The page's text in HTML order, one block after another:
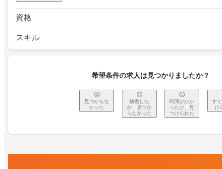
資格
スキル
希望条件の求人は見つかりましたか？
見つからな
かった
検索した
が、見つか
らなかった
時間がかか
ったが、見
つけられた
す
け